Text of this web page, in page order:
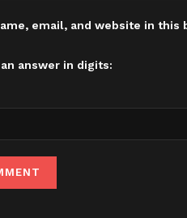
email, and website in
answer in digits: